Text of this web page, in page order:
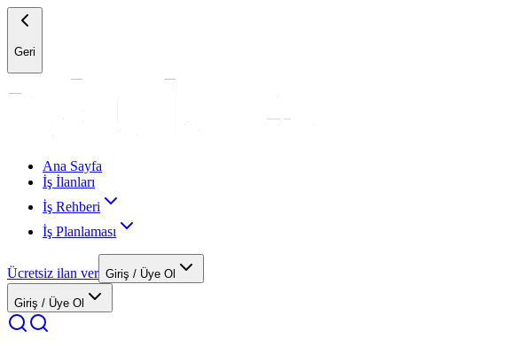
Geri
Ana Sayfa
İş İlanları
İş Rehberi
İş Planlaması
Ücretsiz ilan ver Giriş / Üye Ol
Giriş / Üye Ol